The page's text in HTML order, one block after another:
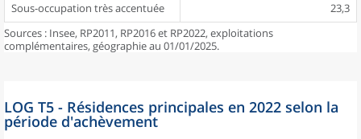
Sous-occupation très accentuée
23,3
Sources : Insee, RP2011, RP2016 et RP2022, exploitations
complémentaires, géographie au 01/01/2025.
LOG T5 - Résidences principales en 2022 selon la
période d'achèvement